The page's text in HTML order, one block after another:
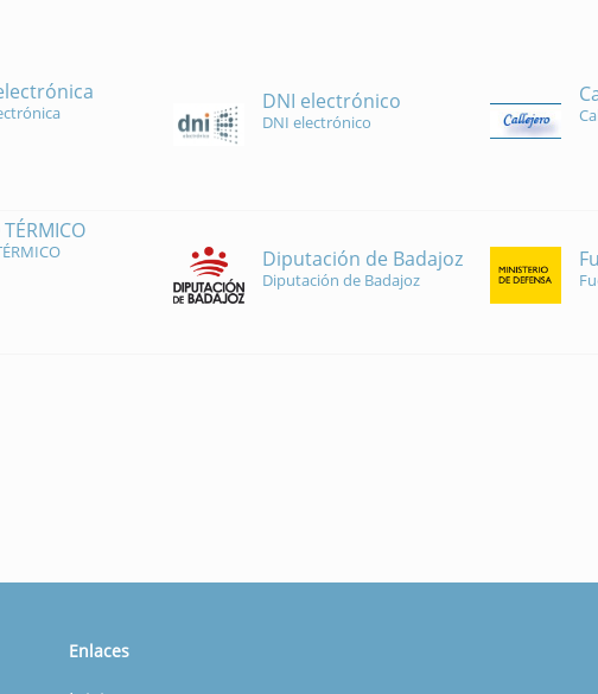
DNI electrónico
DNI electrónico
Diputación de Badajoz
Diputación de Badajoz
Enlaces